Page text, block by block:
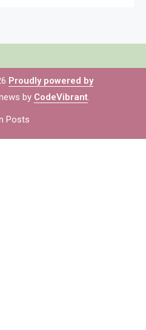
Proudly powered by
by CodeVibrant.
Posts